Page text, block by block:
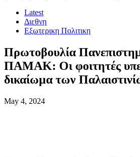
Latest
Διεθνη
Εξωτερικη Πολιτικη
Πρωτοβουλία
ΠΑΜΑΚ: Οι φοιτητές
δικαίωμα των
May 4, 2024